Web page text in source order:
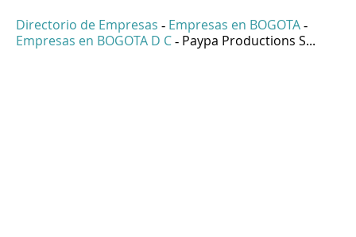
Directorio de Empresas - Empresas en BOGOTA -
Empresas en BOGOTA D C - Paypa Productions S...